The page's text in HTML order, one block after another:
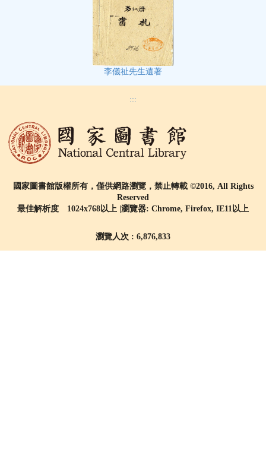
李儀祉先生遺著
:::
國家圖書館版權所有，僅供網路瀏覽，禁止轉載 ©2016, All Rights
Reserved
最佳解析度 1024x768以上 |瀏覽器: Chrome, Firefox, IE11以上
瀏覽人次 : 6,876,833